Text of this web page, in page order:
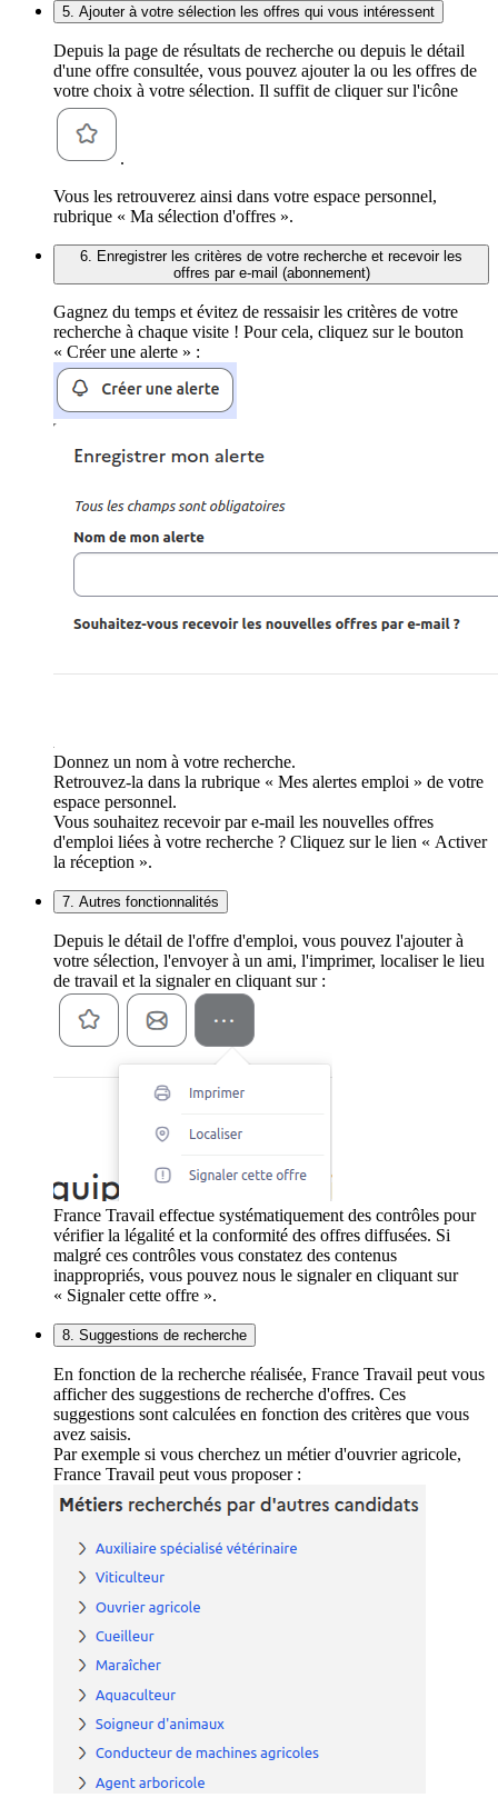
5. Ajouter à votre sélection les offres qui vous intéressent
Depuis la page de résultats de recherche ou depuis le détail
d'une offre consultée, vous pouvez ajouter la ou les offres de
votre choix à votre sélection. Il suffit de cliquer sur l'icône
.
Vous les retrouverez ainsi dans votre espace personnel,
rubrique « Ma sélection d'offres ».
6. Enregistrer les critères de votre recherche et recevoir les
offres par e-mail (abonnement)
Gagnez du temps et évitez de ressaisir les critères de votre
recherche à chaque visite ! Pour cela, cliquez sur le bouton
« Créer une alerte » :
Donnez un nom à votre recherche.
Retrouvez-la dans la rubrique « Mes alertes emploi » de votre
espace personnel.
Vous souhaitez recevoir par e-mail les nouvelles offres
d'emploi liées à votre recherche ? Cliquez sur le lien « Activer
la réception ».
7. Autres fonctionnalités
Depuis le détail de l'offre d'emploi, vous pouvez l'ajouter à
votre sélection, l'envoyer à un ami, l'imprimer, localiser le lieu
de travail et la signaler en cliquant sur :
France Travail effectue systématiquement des contrôles pour
vérifier la légalité et la conformité des offres diffusées. Si
malgré ces contrôles vous constatez des contenus
inappropriés, vous pouvez nous le signaler en cliquant sur
« Signaler cette offre ».
8. Suggestions de recherche
En fonction de la recherche réalisée, France Travail peut vous
afficher des suggestions de recherche d'offres. Ces
suggestions sont calculées en fonction des critères que vous
avez saisis.
Par exemple si vous cherchez un métier d'ouvrier agricole,
France Travail peut vous proposer :